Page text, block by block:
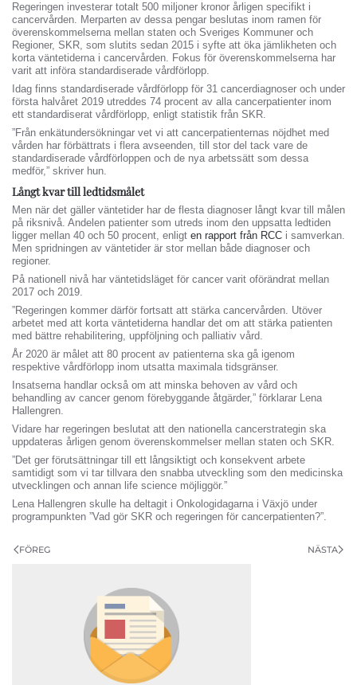
Regeringen investerar totalt 500 miljoner kronor årligen specifikt i
cancervården. Merparten av dessa pengar beslutas inom ramen för
överenskommelserna mellan staten och Sveriges Kommuner och
Regioner, SKR, som slutits sedan 2015 i syfte att öka jämlikheten och
korta väntetiderna i cancervården. Fokus för överenskommelserna har
varit att införa standardiserade vårdförlopp.
Idag finns standardiserade vårdförlopp för 31 cancerdiagnoser och under
första halvåret 2019 utreddes 74 procent av alla cancerpatienter inom
ett standardiserat vårdförlopp, enligt statistik från SKR.
”Från enkätundersökningar vet vi att cancerpatienternas nöjdhet med
vården har förbättrats i flera avseenden, till stor del tack vare de
standardiserade vårdförloppen och de nya arbetssätt som dessa
medför,” skriver hun.
Långt kvar till ledtidsmålet
Men när det gäller väntetider har de flesta diagnoser långt kvar till målen
på riksnivå. Andelen patienter som utreds inom den uppsatta ledtiden
ligger mellan 40 och 50 procent, enligt en rapport från RCC i samverkan.
Men spridningen av väntetider är stor mellan både diagnoser och
regioner.
På nationell nivå har väntetidsläget för cancer varit oförändrat mellan
2017 och 2019.
”Regeringen kommer därför fortsatt att stärka cancervården. Utöver
arbetet med att korta väntetiderna handlar det om att stärka patienten
med bättre rehabilitering, uppföljning och palliativ vård.
År 2020 är målet att 80 procent av patienterna ska gå igenom
respektive vårdförlopp inom utsatta maximala tidsgränser.
Insatserna handlar också om att minska behoven av vård och
behandling av cancer genom förebyggande åtgärder,” förklarar Lena
Hallengren.
Vidare har regeringen beslutat att den nationella cancerstrategin ska
uppdateras årligen genom överenskommelser mellan staten och SKR.
”Det ger förutsättningar till ett långsiktigt och konsekvent arbete
samtidigt som vi tar tillvara den snabba utveckling som den medicinska
utvecklingen och annan life science möjliggör.”
Lena Hallengren skulle ha deltagit i Onkologidagarna i Växjö under
programpunkten ”Vad gör SKR och regeringen för cancerpatienten?”.
FÖREG NÄSTA